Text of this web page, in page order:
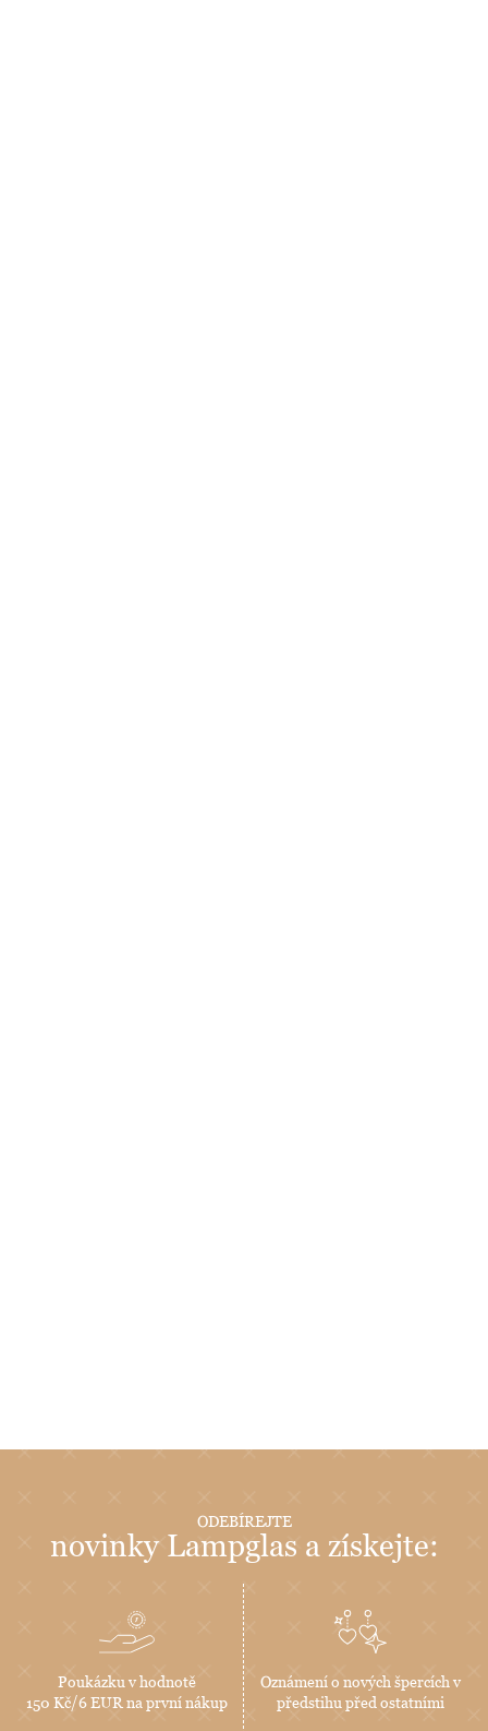
ODEBÍREJTE
novinky Lampglas a získejte:
Poukázku v hodnotě
150 Kč/6 EUR na první nákup
Oznámení o nových špercích v
předstihu před ostatními